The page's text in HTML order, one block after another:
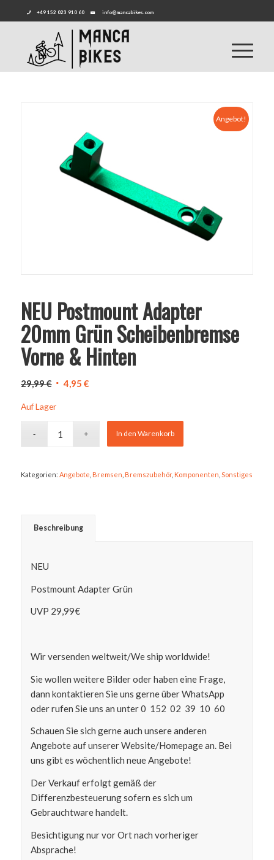
+49 152 023 910 60 info@mancabikes.com
Angebot!
NEU Postmount Adapter
20mm Grün Scheibenbremse
Vorne & Hinten
29,99€ Ursprünglicher
war:
4,95 €Aktueller
Auf Lager
In den Warenkorb
Kategorien: Angebote Bremsen Bremszubehör, Komponenten Sonstiges
Beschreibung
NEU
Postmount Adapter Grün
UVP 29,99€
Wir versenden weltweit/We ship worldwide!
Sie wollen weitere Bilder oder haben eine Frage,
dann kontaktieren Sie uns gerne über WhatsApp
oder rufen Sie uns an unter 0 152 02 39 10 60
Schauen Sie sich gerne auch unsere anderen
Angebote auf unserer Website/Homepage an. Bei
uns gibt es wöchentlich neue Angebote!
Der Verkauf erfolgt gemäß der
Differenzbesteuerung sofern es sich um
Gebrauchtware handelt.
Besichtigung nur vor Ort nach vorheriger
Absprache!